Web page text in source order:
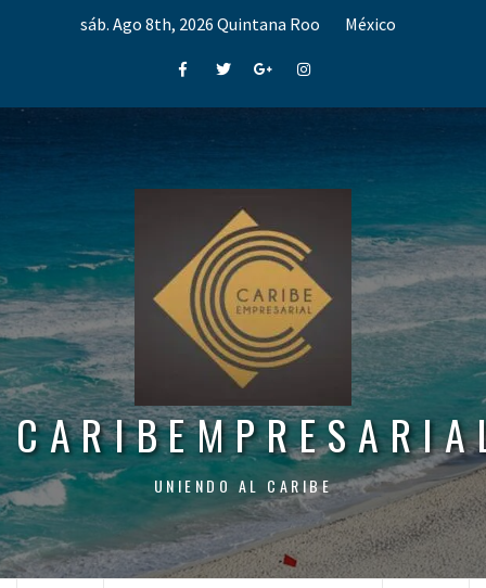
sáb. Ago 8th, 2026 Quintana Roo México
FacebookTwitterGoogle+Instagram
UNIENDO AL CARIBE